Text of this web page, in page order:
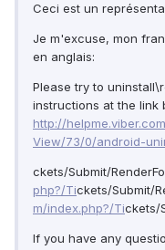
Ceci est un
Je m'excuse, mon
en anglais:
Please try to
instructions at the link
http://
View/73/0/android-
ckets/Submit/
php?/Tickets/Submit/
m/index.php?/Tickets/
If you have any